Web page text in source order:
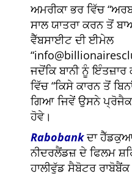
ਅਮਰੀਕਾ ਭਰ ਵਿੱਚ
ਸਾਲ ਯਾਤਰਾ ਕਰਨ ਤੋਂ
ਵੈੱਬਸਾਈਟ ਦੀ ਈਮੇਲ
ਜਦੋਂਕਿ ਬਾਨੀ ਨੂੰ
ਵਿੱਚ ਕਿਸੇ ਕਾਰਨ ਤੋਂ
ਗਿਆ ਜਿਵੇਂ ਉਸਨੇ
ਹੋਵੇ।
Rabobankਦਾ
ਨੀਦਰਲੈਂਡਜ਼ ਦੇ ਫਿਲਮ
ਹਾਲੀਵੁੱਡ ਸੈਬੋਟਰ